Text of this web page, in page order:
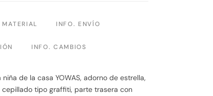
MATERIAL INFO. ENVÍO
INFO. CAMBIOS
de la casa YOWAS, adorno de estrella,
tipo graffiti, parte trasera con